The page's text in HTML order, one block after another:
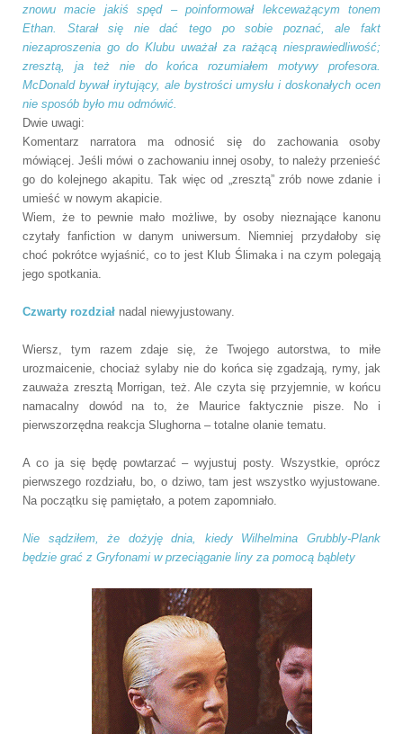
znowu macie jakiś spęd – poinformował lekceważącym tonem
Ethan. Starał się nie dać tego po sobie poznać, ale fakt
niezaproszenia go do Klubu uważał za rażącą niesprawiedliwość;
zresztą, ja też nie do końca rozumiałem motywy profesora.
McDonald bywał irytujący, ale bystrości umysłu i doskonałych ocen
nie sposób było mu odmówić.
Dwie uwagi:
Komentarz narratora ma odnosić się do zachowania osoby
mówiącej. Jeśli mówi o zachowaniu innej osoby, to należy przenieść
go do kolejnego akapitu. Tak więc od „zresztą” zrób nowe zdanie i
umieść w nowym akapicie.
Wiem, że to pewnie mało możliwe, by osoby nieznające kanonu
czytały fanfiction w danym uniwersum. Niemniej przydałoby się
choć pokrótce wyjaśnić, co to jest Klub Ślimaka i na czym polegają
jego spotkania.
Czwarty rozdział nadal niewyjustowany.
Wiersz, tym razem zdaje się, że Twojego autorstwa, to miłe
urozmaicenie, chociaż sylaby nie do końca się zgadzają, rymy, jak
zauważa zresztą Morrigan, też. Ale czyta się przyjemnie, w końcu
namacalny dowód na to, że Maurice faktycznie pisze. No i
pierwszorzędna reakcja Slughorna – totalne olanie tematu.
A co ja się będę powtarzać – wyjustuj posty. Wszystkie, oprócz
pierwszego rozdziału, bo, o dziwo, tam jest wszystko wyjustowane.
Na początku się pamiętało, a potem zapomniało.
Nie sądziłem, że dożyję dnia, kiedy Wilhelmina Grubbly-Plank
będzie grać z Gryfonami w przeciąganie liny za pomocą bąblety